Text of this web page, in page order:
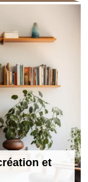
et